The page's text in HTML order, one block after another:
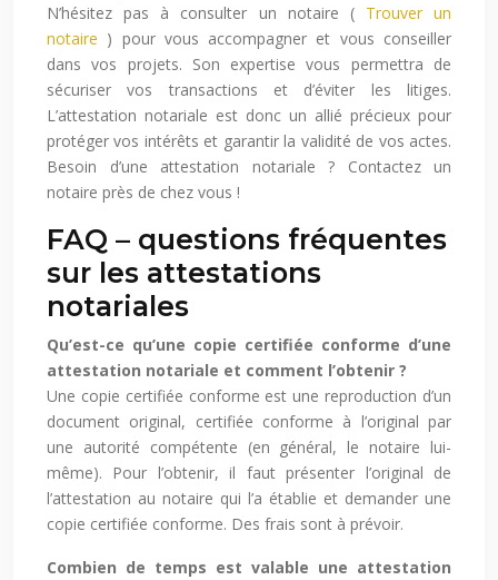
N’hésitez pas à consulter un notaire ( Trouver un
notaire ) pour vous accompagner et vous conseiller
dans vos projets. Son expertise vous permettra de
sécuriser vos transactions et d’éviter les litiges.
L’attestation notariale est donc un allié précieux pour
protéger vos intérêts et garantir la validité de vos actes.
Besoin d’une attestation notariale ? Contactez un
notaire près de chez vous !
FAQ – questions fréquentes
sur les attestations
notariales
Qu’est-ce qu’une copie certifiée conforme d’une
attestation notariale et comment l’obtenir ?
Une copie certifiée conforme est une reproduction d’un
document original, certifiée conforme à l’original par
une autorité compétente (en général, le notaire lui-
même). Pour l’obtenir, il faut présenter l’original de
l’attestation au notaire qui l’a établie et demander une
copie certifiée conforme. Des frais sont à prévoir.
Combien de temps est valable une attestation